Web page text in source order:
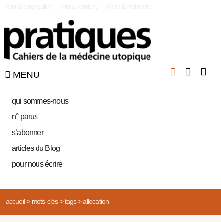
MENU
qui sommes-nous
n° parus
s’abonner
articles du Blog
pour nous écrire
accueil> mots-clés> tags> allocation